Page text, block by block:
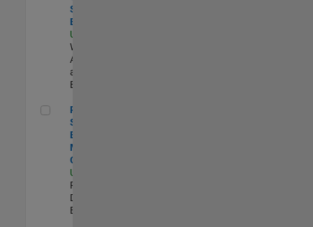
Software
Engineer
US-MA-Natick
Web
Applications
and Services |
Experimentado
Principal Software Engineer - MATLAB Graphics
Principal
Software
Engineer -
MATLAB
Graphics
US-MA-Natick
Product
Development |
Experimentado